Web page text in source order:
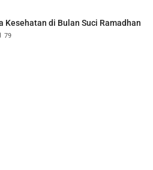
Kesehatan di Bulan Suci Ramadhan
79